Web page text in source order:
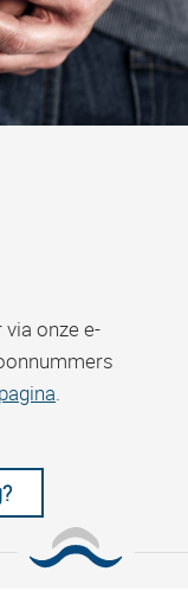
onze e-
.